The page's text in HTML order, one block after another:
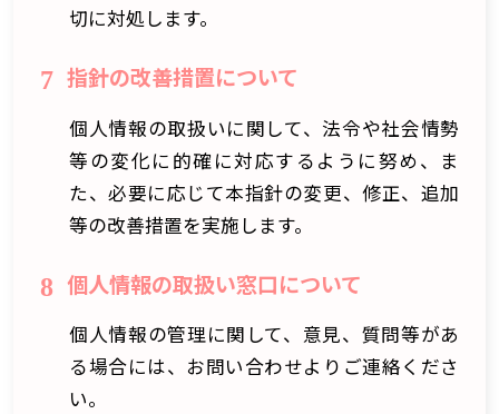
切に対処します。
7 指針の改善措置について
個人情報の取扱いに関して、法令や社会情勢
等の変化に的確に対応するように努め、ま
た、必要に応じて本指針の変更、修正、追加
等の改善措置を実施します。
8 個人情報の取扱い窓口について
個人情報の管理に関して、意見、質問等があ
る場合には、お問い合わせよりご連絡くださ
い。